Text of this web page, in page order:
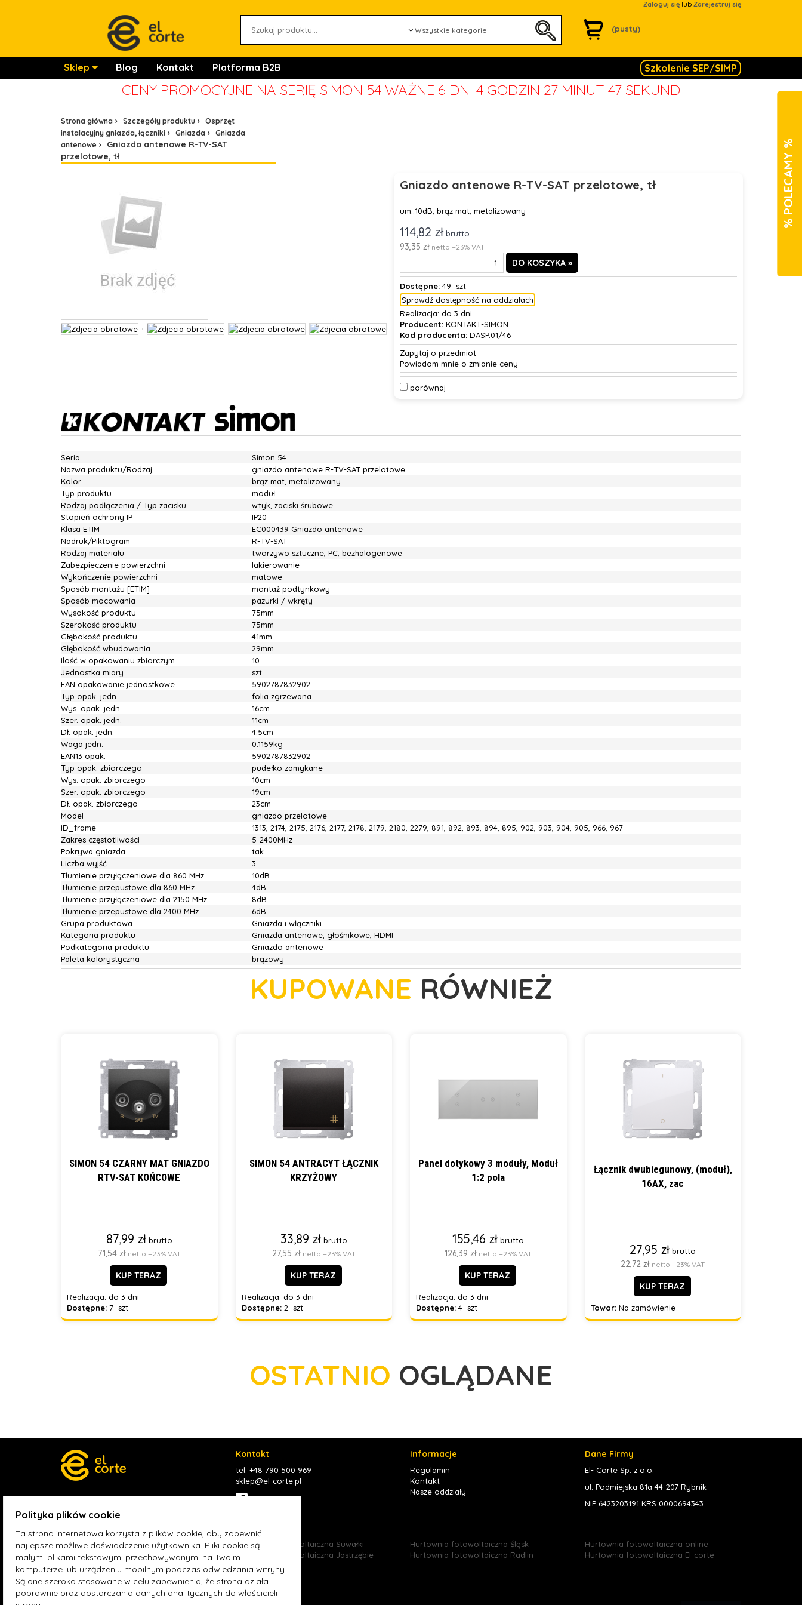
Zaloguj się lub Zarejestruj się
(pusty)
Sklep Blog Kontakt Platforma B2B Szkolenie SEP/SIMP
CENY PROMOCYJNE NA SERIĘ SIMON 54 WAŻNE 6 DNI 4 GODZIN 27 MINUT 46 SEKUND
Strona główna Szczegóły produktu
Osprzęt
instalacyjny gniazda, łączniki
Gniazda
Gniazda
antenowe
Gniazdo antenowe R-TV-SAT
przelotowe, tł
Gniazdo antenowe R-TV-SAT przelotowe, tł
um.:10dB, brąz mat, metalizowany
114,82 zł brutto
93,35 zł netto +23% VAT
Dostępne:49 szt
Sprawdź dostępność na oddziałach
Realizacja: do 3 dni
Producent: KONTAKT-SIMON
Kod producenta: DASP.01/46
Zapytaj o przedmiot
Powiadom mnie o zmianie ceny
porównaj
Seria
Simon 54
Nazwa produktu/Rodzaj
gniazdo antenowe R-TV-SAT przelotowe
Kolor
brąz mat, metalizowany
Typ produktu
moduł
Rodzaj podłączenia / Typ zacisku
wtyk, zaciski śrubowe
Stopień ochrony IP
IP20
Klasa ETIM
EC000439 Gniazdo antenowe
Nadruk/Piktogram
R-TV-SAT
Rodzaj materiału
tworzywo sztuczne, PC, bezhalogenowe
Zabezpieczenie powierzchni
lakierowanie
Wykończenie powierzchni
matowe
Sposób montażu [ETIM]
montaż podtynkowy
Sposób mocowania
pazurki / wkręty
Wysokość produktu
75mm
Szerokość produktu
75mm
Głębokość produktu
41mm
Głębokość wbudowania
29mm
Ilość w opakowaniu zbiorczym
10
Jednostka miary
szt.
EAN opakowanie jednostkowe
5902787832902
Typ opak. jedn.
folia zgrzewana
Wys. opak. jedn.
16cm
Szer. opak. jedn.
11cm
Dł. opak. jedn.
4.5cm
Waga jedn.
0.1159kg
EAN13 opak.
5902787832902
Typ opak. zbiorczego
pudełko zamykane
Wys. opak. zbiorczego
10cm
Szer. opak. zbiorczego
19cm
Dł. opak. zbiorczego
23cm
Model
gniazdo przelotowe
ID_frame
1313, 2174, 2175, 2176, 2177, 2178, 2179, 2180, 2279, 891, 892, 893, 894, 895, 902, 903, 904, 905, 966, 967
Zakres częstotliwości
5-2400MHz
Pokrywa gniazda
tak
Liczba wyjść
3
Tłumienie przyłączeniowe dla 860 MHz
10dB
Tłumienie przepustowe dla 860 MHz
4dB
Tłumienie przyłączeniowe dla 2150 MHz
8dB
Tłumienie przepustowe dla 2400 MHz
6dB
Grupa produktowa
Gniazda i włączniki
Kategoria produktu
Gniazda antenowe, głośnikowe, HDMI
Podkategoria produktu
Gniazdo antenowe
Paleta kolorystyczna
brązowy
KUPOWANE RÓWNIEŻ
SIMON 54 CZARNY MAT GNIAZDO
RTV-SAT KOŃCOWE
87,99 zł brutto
71,54 zł netto +23% VAT
KUP TERAZ
Realizacja: do 3 dni
Dostępne: 7 szt
SIMON 54 ANTRACYT ŁĄCZNIK
KRZYŻOWY
33,89 zł brutto
27,55 zł netto +23% VAT
KUP TERAZ
Realizacja: do 3 dni
Dostępne:2 szt
Panel dotykowy 3 moduły, Moduł
1:2 pola
155,46 zł brutto
126,39 zł netto +23% VAT
KUP TERAZ
Realizacja: do 3 dni
Dostępne:4 szt
Łącznik dwubiegunowy, (moduł),
16AX, zac
27,95 zł brutto
22,72 zł netto +23% VAT
KUP TERAZ
Towar:Na zamówienie
OSTATNIO OGLĄDANE
Kontakt
tel. +48 790 500 969
sklep@el-corte.pl
Informacje
Regulamin
Kontakt
Nasze oddziały
Dane Firmy
El- Corte Sp. z o.o.
ul. Podmiejska 81a 44-207 Rybnik
NIP 6423203191 KRS 0000694343
Hurtownia fotowoltaiczna Rybnik
Hurtownia fotowoltaiczna Konin
Hurtownia fotowoltaiczna Suwałki
Hurtownia fotowoltaiczna Jastrzębie-
Zdrój
Hurtownia fotowoltaiczna Śląsk
Hurtownia fotowoltaiczna Radlin
Hurtownia fotowoltaiczna online
Hurtownia fotowoltaiczna El-corte
% POLECAMY %
Polityka plików cookie
Ta strona internetowa korzysta z plików cookie, aby zapewnić
najlepsze możliwe doświadczenie użytkownika. Pliki cookie są
małymi plikami tekstowymi przechowywanymi na Twoim
komputerze lub urządzeniu mobilnym podczas odwiedzania witryny.
Są one szeroko stosowane w celu zapewnienia, że strona działa
poprawnie oraz dostarczania danych analitycznych do właścicieli